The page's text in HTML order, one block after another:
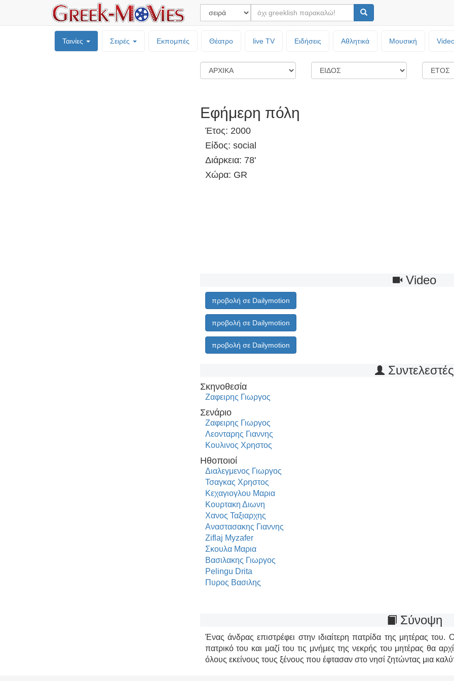
Ταινίες Σειρές Εκπομπές Θέατρο live TV Ειδήσεις Αθλητικά Μουσική
Εφήμερη πόλη
Έτος: 2000
Είδος: social
Διάρκεια: 78'
Χώρα: GR
Video
προβολή σε Dailymotion
προβολή σε Dailymotion
προβολή σε Dailymotion
Συντελεστές
Σκηνοθεσία
Ζαφειρης Γιωργος
Σενάριο
Ζαφειρης Γιωργος
Λεονταρης Γιαννης
Κουλινος Χρηστος
Ηθοποιοί
Διαλεγμενος Γιωργος
Τσαγκας Χρηστος
Κεχαγιογλου Μαρια
Κουρτακη Διωνη
Χανος Ταξιαρχης
Αναστασακης Γιαννης
Ziflaj Myzafer
Σκουλα Μαρια
Βασιλακης Γιωργος
Pelingu Drita
Πυρος Βασιλης
Σύνοψη
Ένας άνδρας επιστρέφει στην ιδιαίτερη πατρίδα της μητέρας του.
πατρικό του και μαζί του τις μνήμες της νεκρής του μητέρας θα
όλους εκείνους τους ξένους που έφτασαν στο νησί ζητώντας μια